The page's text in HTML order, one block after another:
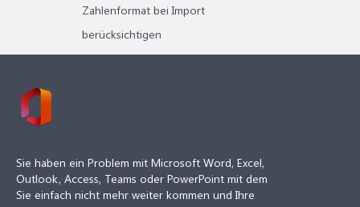
Zahlenformat bei Import
berücksichtigen
Sie haben ein Problem mit Microsoft Word, Excel,
Outlook, Access, Teams oder PowerPoint mit dem
Sie einfach nicht mehr weiter kommen und Ihre